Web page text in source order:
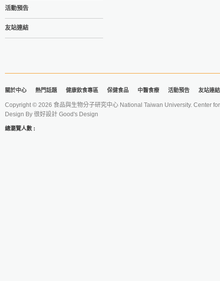
活動預告
友站連結
關於中心 熱門話題 健康飲食專區 保健食品 中醫食療 活動預告 友站連結
Copyright © 2026 食品與生物分子研究中心 National Taiwan University. Center
Design By 很好設計 Good's Design
總瀏覽人數 :